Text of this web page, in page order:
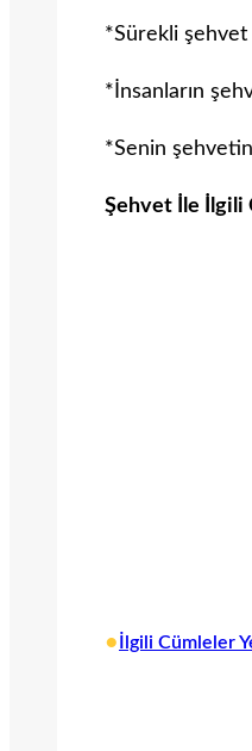
*Sürekli şehvet
*İnsanların
*Senin
Şehvet İle İlgili
• İlgili Cümleler